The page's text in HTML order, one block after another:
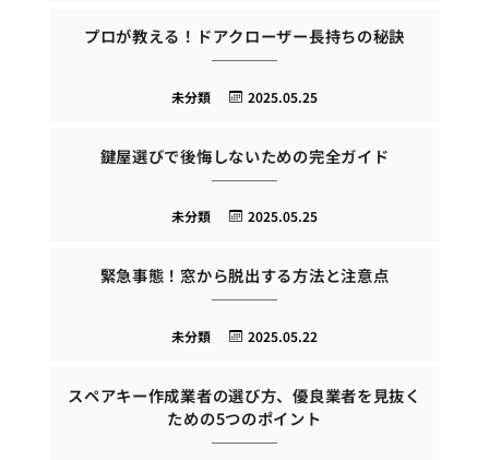
プロが教える！ドアクローザー長持ちの秘訣
2025.05.25
未分類
鍵屋選びで後悔しないための完全ガイド
2025.05.25
未分類
緊急事態！窓から脱出する方法と注意点
2025.05.22
未分類
スペアキー作成業者の選び方、優良業者を見抜く
ための5つのポイント